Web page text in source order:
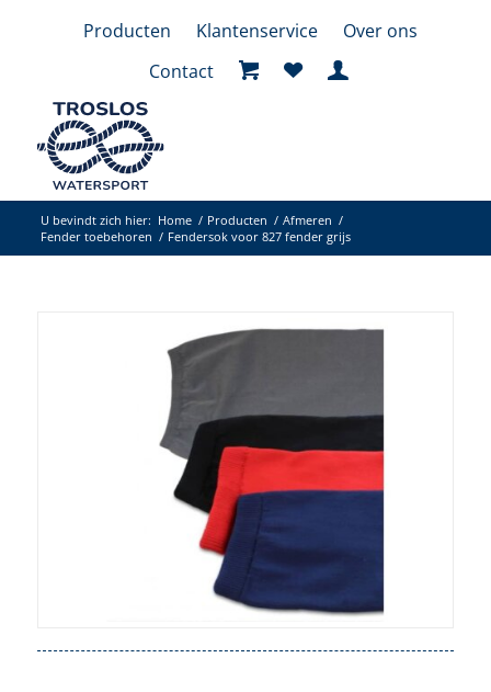
Producten Klantenservice
Over ons
Contact
U bevindt zich hier: Home / Producten / Afmeren /
Fender toebehoren / Fendersok voor 827 fender grijs